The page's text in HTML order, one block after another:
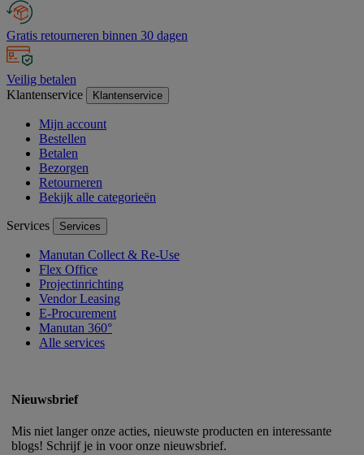
Gratis retourneren binnen 30 dagen
Veilig betalen
Klantenservice
Klantenservice
Mijn account
Bestellen
Betalen
Bezorgen
Retourneren
Bekijk alle categorieën
Services Services
Manutan Collect & Re-Use
Flex Office
Projectinrichting
Vendor Leasing
E-Procurement
Manutan 360°
Alle services
Nieuwsbrief
Mis niet langer onze acties, nieuwste producten en interessante
blogs! Schrijf je in voor onze nieuwsbrief.